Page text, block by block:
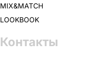
MIX&MATCH
LOOKBOOK
Контакты